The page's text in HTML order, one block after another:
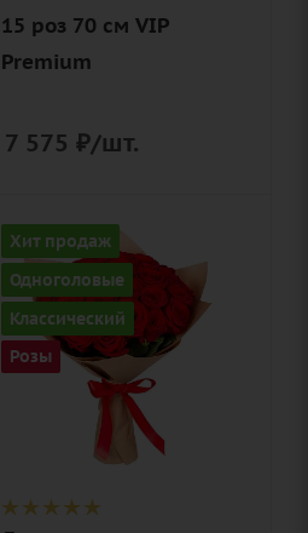
дизайнерская
упаковка
15 роз 70 см VIP
Premium
7 575 ₽/шт.
Хит продаж
Одноголовые
Классический
Розы
Количество
25
Цвет
алый,
бордовый,
красный,
роза, лента,